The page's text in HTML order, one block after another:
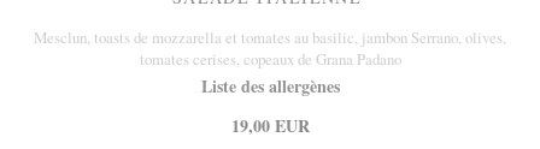
Mesclun, toasts de mozzarella et tomates au basilic, jambon Serrano, olives,
tomates cerises, copeaux de Grana Padano
Liste des allergènes
19,00 EUR